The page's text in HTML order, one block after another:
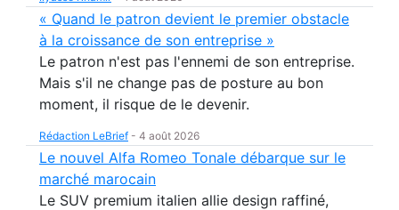
« Quand le patron devient le premier obstacle
à la croissance de son entreprise »
Le patron n'est pas l'ennemi de son entreprise.
Mais s'il ne change pas de posture au bon
moment, il risque de le devenir.
Rédaction LeBrief - 4 août 2026
Le nouvel Alfa Romeo Tonale débarque sur le
marché marocain
Le SUV premium italien allie design raffiné,